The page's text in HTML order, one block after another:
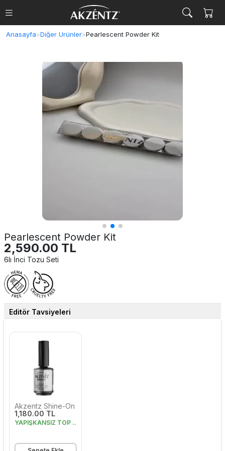
Anasayfa>Diğer Ürünler>Pearlescent Powder Kit
Pearlescent Powder Kit
2,590.00 TL
6lı İnci Tozu Seti
Editör Tavsiyeleri
Akzentz Shine-On
1,180.00 TL
YAPIŞKANSIZ TOP COAT